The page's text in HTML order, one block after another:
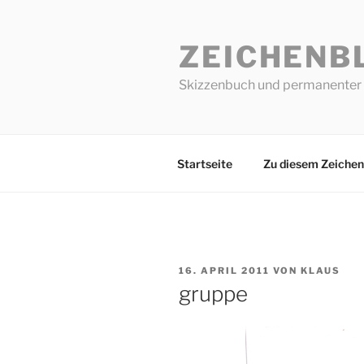
Skizzenbuch und
Startseite Zu diesem
VERÖFFENTLICHT
16. APRIL 2011 VON KLAUS
gruppe